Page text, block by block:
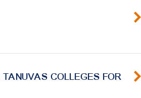
COLLEGES FOR